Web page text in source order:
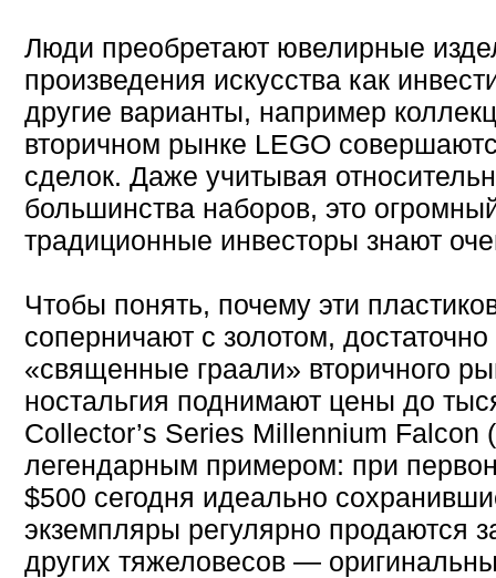
Люди преобретают ювелирные
произведения искусства как
другие варианты, например
вторичном рынке LEGO
сделок. Даже учитывая
большинства наборов, это
традиционные инвесторы знают
Чтобы понять, почему эти
соперничают с золотом, достаточно
«священные граали» вторичного
ностальгия поднимают цены до
Collector’s Series Millennium Falcon
легендарным примером: при
$500 сегодня идеально
экземпляры регулярно продаются
других тяжеловесов —